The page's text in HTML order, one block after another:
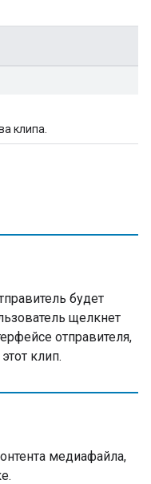
клипа.
будет
щелкнет
отправителя,
клип.
медиафайла,